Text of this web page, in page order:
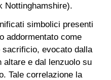
Nottinghamshire).
simbolici presenti
addormentato come
evocato dalla
altare e dal lenzuolo su
Tale correlazione la